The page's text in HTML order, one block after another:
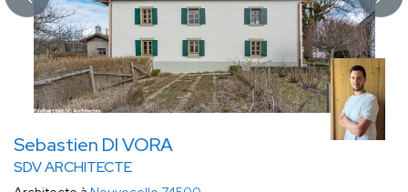
Sebastien DI VORA
SDV ARCHITECTE